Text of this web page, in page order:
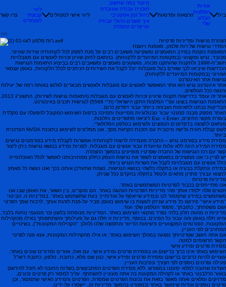
בית
אודות
המלצות
הבלוג
שלי
הרצאות וסדנאות
מיקוד במה שחשוב
תוכנית עבודה שעובדת
ניהול זמן אפקטיבי
איך משנים הרגלי עבודה
ומייצרים התמדה
ליווי אישי למנהלים
ליווי
קבוצתי
למנהלים
צרו קשר
הצהרת נגישות ומדיניות פרטיות
הסדרי נגישות של רות פלמון, מאמנת ויועצת
המאמנת נוקטת במירב המאמצים ומשקיעה משאבים רבים על מנת לספק לכל לקוחותיה שירות שוויוני,
מכובד, נגיש ומקצועי (במקומות המיועדים ללקוחות). בהתאם לחוק שוויון זכויות לאנשים עם מוגבלויות
תשנ"ח-1998 ולתקנות שהותקנו מכוחו, מושקעים מאמצים ומשאבים רבים בביצוע התאמות הנגישות
הנדרשות שיביאו לכך שאדם בעל מוגבלות יוכל לקבל את השירותים הניתנים לכלל הלקוחות, באופן עצמאי
ושוויוני (במקומות המיועדים ללקוחות).
נגישות אתר האינטרנט
אתר אינטרנט נגיש הוא אתר המאפשר לאנשים עם מוגבלות ולאנשים מבוגרים לגלוש באותה רמה של יעילות
והנאה ככל הגולשים.
אתר זה עומד בדרישות תקנות שיוויון זכויות לאנשים עם מוגבלות (התאמות נגישות לשירות), התשע"ג 2013.
התאמות הנגישות בוצעו עפ"י המלצות התקן הישראלי (ת"י 5568) לנגישות תכנים באינטרנט.
הבדיקות נבחנו לתאימות הגבוהה ביותר עבור דפדפן כרום.
האתר מספק מבנה סמנטי עבור טכנולוגיות מסייעות ותמיכה בדפוס השימוש המקובל להפעלה עם מקלדת
בעזרת מקשי החיצים, Enter ו- Esc ליציאה מתפריטים וחלונות.
מותאם לתצוגה בדפדפנים הנפוצים ולשימוש בטלפון הסלולארי.
לשם קבלת חווית גלישה מיטבית עם תוכנת הקראת מסך, אנו ממליצים לשימוש בתוכנת NVDA העדכנית
ביותר.​
מסירת מידע בפורמט נגיש – החברה מעמידה לרשות לקוחותיה אפשרות לקבלת מידע בפורמטים נגישים.
מסירת המידע הינה ללא עלות ומיועדת עבור אנשים עם מוגבלות. לפניות ומידע בנושא נגישות ניתן ליצור
קשר עם רכז הנגישות של החברה שפרטיו מופיעים בהמשך ההצהרה.
יש לציין כי אנו ממשיכים במאמצים לשפר את נגישות העסק כחלק ממחויבותנו לאפשר לכלל האוכלוסייה
כולל אנשים עם מוגבלויות לקבל את השרות הנגיש ביותר.​
במידה ונתקלת בבעיה או בתקלה כלשהי בנושא הנגישות, נשמח שתעדכן אותנו בכך ואנו נעשה כל מאמץ
למצוא עבורך פתרון מתאים ולטפל בתקלה בהקדם ככל שניתן.
מדיניות פרטיות
אנו מתייחסים בכבוד לפרטיות המשתמשים באתר.
תנאים אלה ילמדו אותך מהי מדיניות הפרטיות הנהוגה באתר. הם סוקרים, בין השאר, את האופן שבו אנו
משתמשים במידע שתמסור לנו ובמידע שייאסף על אודותייך בעת שתשתמש באתר. במדיניות זו, הביטוי
"מידע אישי" פירושו כל מידע שניתן לעשות בו שימוש באופן סביר על-מנת לזהות אותך, לרבות שמך הפרטי
ושם משפחתך, כתובתך, מספר הטלפון שלך ועוד.
מדיניות זו מהווה חלק בלתי נפרד מתנאי השימוש באתר. המדיניות מנוסחת בלשון זכר מטעמי נוחות בלבד,
והיא חלה באופן זהה עבור כל המינים. בנוסף, מדיניות זו חלה גם על פעילותך והשתתפותך באילו מהקהילות
המקוונות, הפורומים המקצועיים ורשימות הדיוור והתפוצה שלנו (להלן: "הקהילות המקוונות"), בשינויים
המחויבים לפי העניין.
אם אתה חושב שפרטיותך נפגעה במהלך השימוש באתר, או אילו מהקהילות המקוונות, אנא פנה לפרטי
הקשר הרשומים למטה.
מסירת פרטים ומידע אישי
השימוש באתר אינו כרוך ברישום או במסירת פרטים ומידע אישי. עם זאת, אזורים ומדורים שונים באתר,
עשויים להיות כרוכים ברישום ומסירת פרטים ומידע אישי, כגון שם מלא, כתובת, טלפון, כתובת דוא"ל
פעילה ופרטים נוספים לפי הצורך ונסיבות העניין.
השדות שחובה למלא יסומנו במפורש. ללא מסירת הפרטים המתבקשים בשדות החובה לא תוכל להירשם
באזור הרלבנטי באתר או לקהילה המקוונת בה אתה מעוניין להשתתף. עליך למסור רק פרטים נכונים,
מדויקים ומלאים ואתה מאשר בזאת את נכונות הפרטים שמסרת. הפרטים והמידע האישי שתמסור, וכן
פרטים נוספים אודות שימושך באתר (כמפורט בהמשך מדיניות זו), יישמרו על-ידינו.